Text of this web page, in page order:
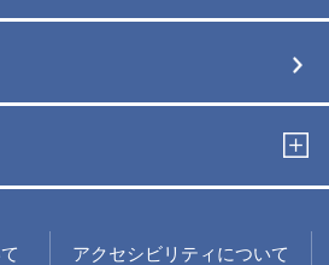
アクセシビリティについて